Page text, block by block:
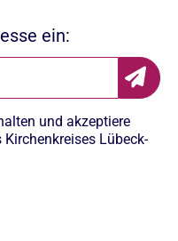
ein:
und akzeptiere
Kirchenkreises Lübeck-